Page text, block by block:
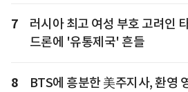
7
러시아 최고 여성 부호 고려인
드론에 '유통제국' 흔들
8
BTS에 흥분한 美주지사, 환영